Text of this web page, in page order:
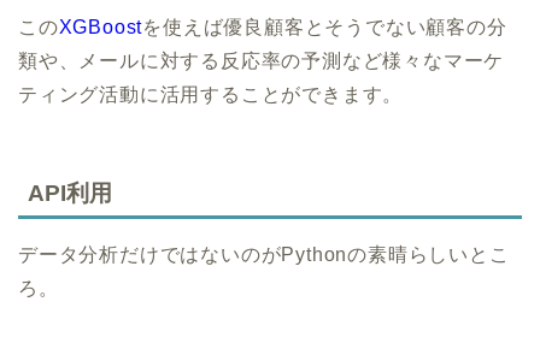
このXGBoostを使えば優良顧客とそうでない顧客の分
類や、メールに対する反応率の予測など様々なマーケ
ティング活動に活用することができます。
API利用
データ分析だけではないのがPythonの素晴らしいとこ
ろ。